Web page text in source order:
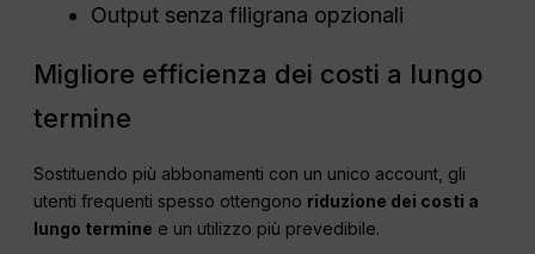
Output senza filigrana opzionali
Migliore efficienza dei costi a lungo
termine
Sostituendo più abbonamenti con un unico account, gli
utenti frequenti spesso ottengono riduzione dei costi a
lungo termine e un utilizzo più prevedibile.